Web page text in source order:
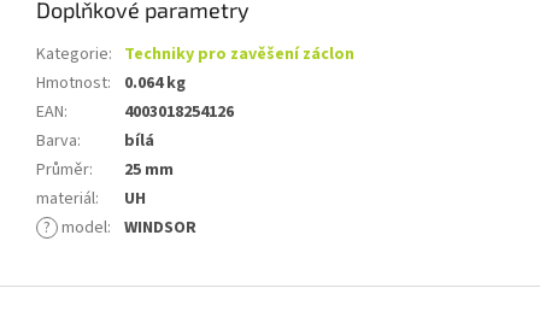
Doplňkové parametry
Kategorie: Techniky pro zavěšení záclon
Hmotnost:
0.064 kg
EAN:
4003018254126
Barva:
bílá
Průměr:
25 mm
materiál:
UH
? model: WINDSOR